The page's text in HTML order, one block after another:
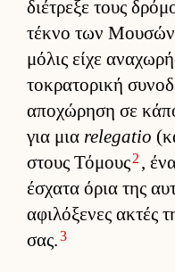
διέτρεξε τους
τέκνο των
μόλις είχε
τοκρατορική
αποχώρηση σε
για μια relegatio
στους Τόμους2 ,
έσχατα όρια της
αφιλόξενες
σας.3